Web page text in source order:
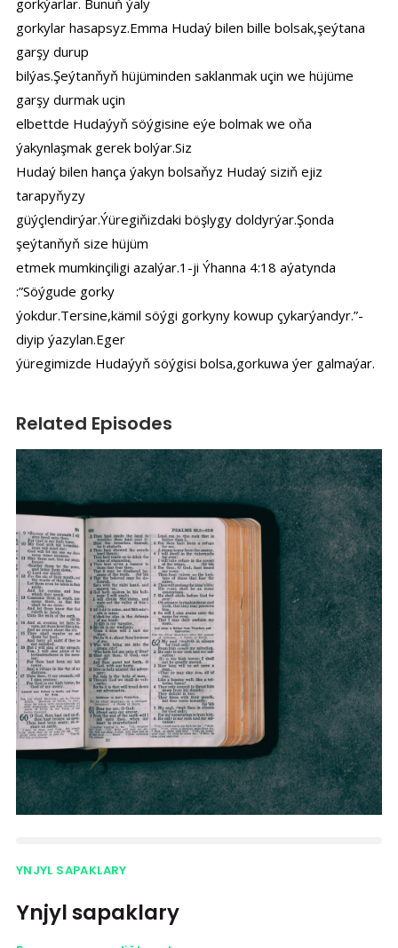
gorkýarlar. Bunuň ýaly
gorkylar hasapsyz.Emma Hudaý bilen bille bolsak,şeýtana
garşy durup
bilýas.Şeýtanňyň hüjüminden saklanmak uçin we hüjüme
garşy durmak uçin
elbettde Hudaýyň söýgisine eýe bolmak we oňa
ýakynlaşmak gerek bolýar.Siz
Hudaý bilen hança ýakyn bolsaňyz Hudaý siziň ejiz
tarapyňyzy
güýçlendirýar.Ýüregiňizdaki böşlygy doldyrýar.Şonda
şeýtanňyň size hüjüm
etmek mumkinçiligi azalýar.1-ji Ýhanna 4:18 aýatynda
:”Söýgude gorky
ýokdur.Tersine,kämil söýgi gorkyny kowup çykarýandyr.”-
diyip ýazylan.Eger
ýüregimizde Hudaýyň söýgisi bolsa,gorkuwa ýer galmaýar.
Related Episodes
YNJYL SAPAKLARY
Ynjyl sapaklary